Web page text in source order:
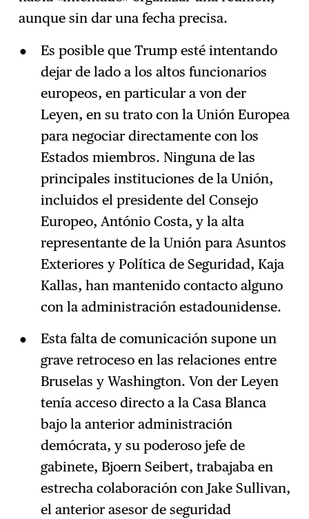
aunque sin dar una fecha precisa.
Es posible que Trump esté intentando
dejar de lado a los altos funcionarios
europeos, en particular a von der
Leyen, en su trato con la Unión Europea
para negociar directamente con los
Estados miembros. Ninguna de las
principales instituciones de la Unión,
incluidos el presidente del Consejo
Europeo, António Costa, y la alta
representante de la Unión para Asuntos
Exteriores y Política de Seguridad, Kaja
Kallas, han mantenido contacto alguno
con la administración estadounidense.
Esta falta de comunicación supone un
grave retroceso en las relaciones entre
Bruselas y Washington. Von der Leyen
tenía acceso directo a la Casa Blanca
bajo la anterior administración
demócrata, y su poderoso jefe de
gabinete, Bjoern Seibert, trabajaba en
estrecha colaboración con Jake Sullivan,
el anterior asesor de seguridad